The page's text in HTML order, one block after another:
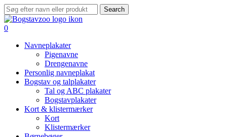
Skip
to
main
Search
Close
Search
search
0
Navneplakater
Pigenavne
Drengenavne
Personlig navneplakat
Bogstav og talplakater
Tal og ABC plakater
Bogstavplakater
Kort & klistermærker
Kort
Klistermærker